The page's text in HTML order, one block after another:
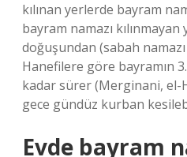
kılınan yerlerde bayram
bayram namazı
doğuşundan (sabah
Hanefilere göre bayramın
kadar sürer (Merginani, el-
gece gündüz kurban
Evde bayram